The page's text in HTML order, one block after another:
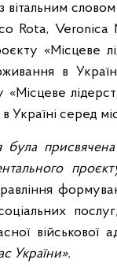
вітальним
Rota,
«Місцеве
в
Україні серед
була
послуг
військової
України».